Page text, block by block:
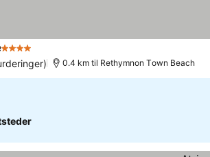
4 Stjerner
0.4 km til Rethymnon Τown Beach